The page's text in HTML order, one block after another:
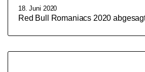
18. Juni 2020
Red Bull Romaniacs 2020